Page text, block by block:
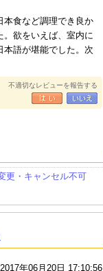
本食など調理でき良か
。欲をいえば、室内に
本語が堪能でした。次
不適切なレビューを報告する
更・キャンセル不可
2017年06月20日 17:10:56